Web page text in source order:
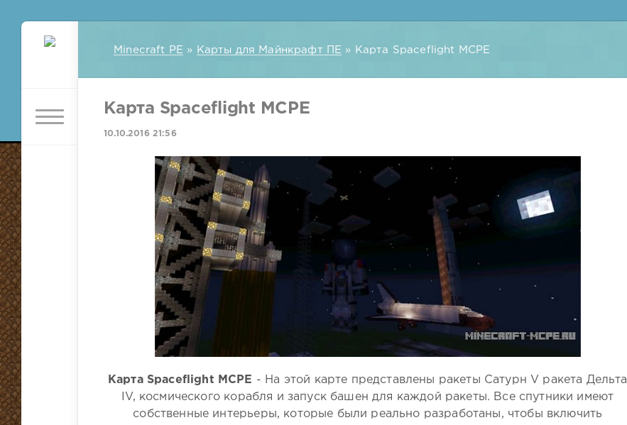
Minecraft PE » Карты для Майнкрафт ПЕ » Карта Spaceflight MCPE
Карта Spaceflight MCPE
10.10.2016 21:56
Карта Spaceflight MCPE - На этой карте представлены ракеты Сатурн V ракета Дельта
IV, космического корабля и запуск башен для каждой ракеты. Все спутники имеют
собственные интерьеры, которые были реально разработаны, чтобы включить